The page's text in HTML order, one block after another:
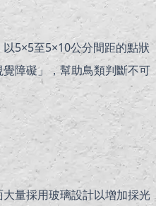
5×5至5×10公分間距的點狀
障礙」，幫助鳥類判斷不可
量採用玻璃設計以增加採光